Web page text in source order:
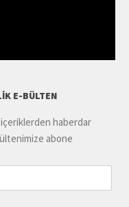
E-BÜLTEN
haberdar
abone